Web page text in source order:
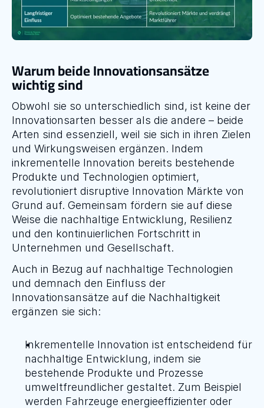
Warum beide Innovationsansätze
wichtig sind
Obwohl sie so unterschiedlich sind, ist keine der
Innovationsarten besser als die andere – beide
Arten sind essenziell, weil sie sich in ihren Zielen
und Wirkungsweisen ergänzen. Indem
inkrementelle Innovation bereits bestehende
Produkte und Technologien optimiert,
revolutioniert disruptive Innovation Märkte von
Grund auf. Gemeinsam fördern sie auf diese
Weise die nachhaltige Entwicklung, Resilienz
und den kontinuierlichen Fortschritt in
Unternehmen und Gesellschaft.
Auch in Bezug auf nachhaltige Technologien
und demnach den Einfluss der
Innovationsansätze auf die Nachhaltigkeit
ergänzen sie sich:
Inkrementelle Innovation ist entscheidend für
nachhaltige Entwicklung, indem sie
bestehende Produkte und Prozesse
umweltfreundlicher gestaltet. Zum Beispiel
werden Fahrzeuge energieeffizienter oder